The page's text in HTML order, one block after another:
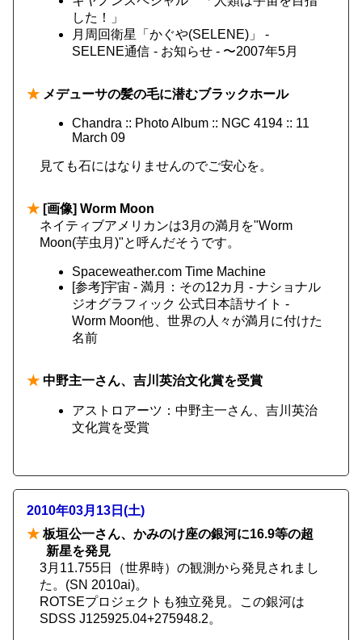
した！」
月周回衛星「かぐや(SELENE)」 -
SELENE通信 - お知らせ - 〜2007年5月
★ メデューサの髪の毛に潜むブラックホール
Chandra :: Photo Album :: NGC 4194 :: 11
March 09
見ても石にはなりませんのでご安心を。
★ [画像] Worm Moon
ネイティブアメリカンは3月の満月を"Worm
Moon(芋虫月)"と呼んだそうです。
Spaceweather.com Time Machine
[参考]宇宙 - 満月：その12カ月 - ナショナル
ジオグラフィック 公式日本語サイト -
Worm Moon他、世界の人々が満月に付けた
名前
★ 中野主一さん、吉川英治文化賞を受賞
アストロアーツ：中野主一さん、吉川英治
文化賞を受賞
2010年03月13日(土)
★ 板垣公一さん、かみのけ座の銀河に16.9等の超
新星を発見
3月11.755日（世界時）の観測から発見されまし
た。(SN 2010ai)。
ROTSEプロジェクトも独立発見。この銀河は
SDSS J125925.04+275948.2。